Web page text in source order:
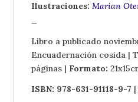
Ilustraciones:Marian
Libro a publicado
Encuadernación cosida |
páginas | Formato:
ISBN: 978-631-91118-9-7